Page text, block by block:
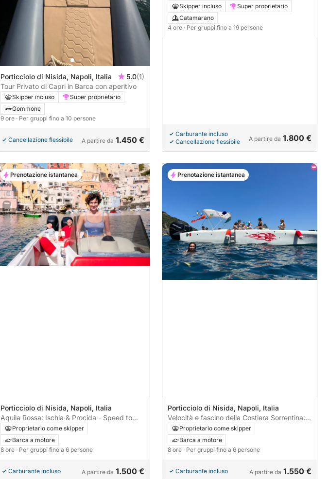
Porticciolo di Nisida, Napoli, Italia 5.0(1)
Tour Privato di Capri in Barca con aperitivo
Skipper incluso
Super proprietario
Gommone
9 ore · Per gruppi fino a 10 persone
Cancellazione flessibile A partire da 1.450 €
Esperienza tra Colori, Mare e Relax
Skipper incluso
Super proprietario
Catamarano
4 ore · Per gruppi fino a 19 persone
Carburante incluso
Cancellazione flessibile
A partire da 1.800 €
Porticciolo di Nisida, Napoli, Italia
Aquila Rossa: Ischia & Procida - Speed to
Sant'Angelo
Proprietario come skipper
Barca a motore
8 ore · Per gruppi fino a 6 persone
Carburante incluso A partire da 1.500 €
Prenotazione istantanea
Porticciolo di Nisida, Napoli, Italia
Velocità e fascino della Costiera Sorrentina:
Punta Campanella e Nerano
Proprietario come skipper
Barca a motore
8 ore · Per gruppi fino a 6 persone
Carburante incluso A partire da 1.550 €
Prenotazione istantanea